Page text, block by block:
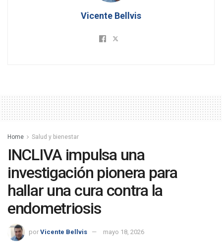
Vicente Bellvis
Home Salud y bienestar
INCLIVA impulsa una
investigación pionera para
hallar una cura contra la
endometriosis
por Vicente Bellvis mayo 18, 2026